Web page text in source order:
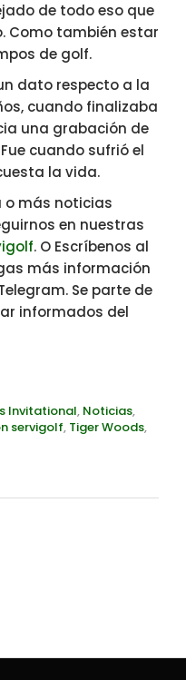
de todo eso que
Como también estar
de golf.
dato respecto a la
cuando finalizaba
una grabación de
cuando sufrió el
la vida.
o más noticias
en nuestras
. O Escríbenos al
más información
Se parte de
informados del
Invitational, Noticias,
servigolf, Tiger Woods,